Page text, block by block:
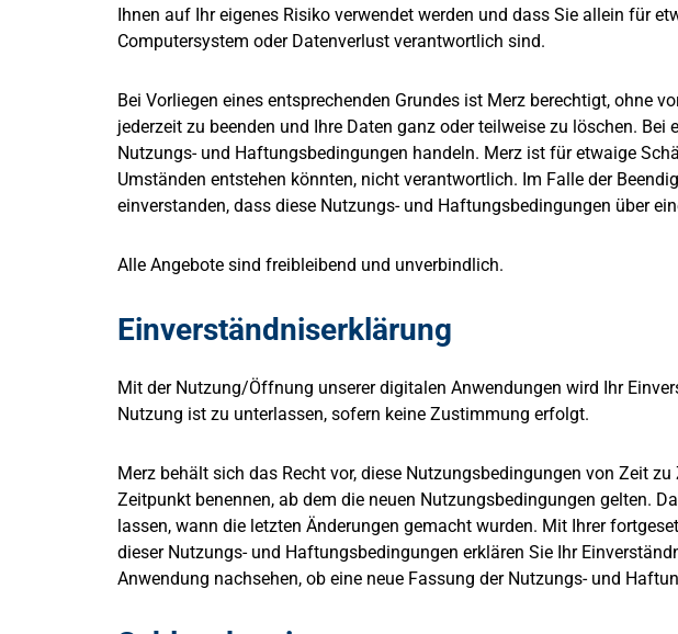
Ihnen auf Ihr eigenes Risiko verwendet werden und dass Sie allein für
Computersystem oder Datenverlust verantwortlich sind.
Bei Vorliegen eines entsprechenden Grundes ist Merz berechtigt, ohne
jederzeit zu beenden und Ihre Daten ganz oder teilweise zu löschen.
Nutzungs- und Haftungsbedingungen handeln. Merz ist für etwaige
Umständen entstehen könnten, nicht verantwortlich. Im Falle der
einverstanden, dass diese Nutzungs- und Haftungsbedingungen über
Alle Angebote sind freibleibend und unverbindlich.
Einverständniserklärung
Mit der Nutzung/Öffnung unserer digitalen Anwendungen wird Ihr
Nutzung ist zu unterlassen, sofern keine Zustimmung erfolgt.
Merz behält sich das Recht vor, diese Nutzungsbedingungen von Zeit
Zeitpunkt benennen, ab dem die neuen Nutzungsbedingungen gelten.
lassen, wann die letzten Änderungen gemacht wurden. Mit Ihrer
dieser Nutzungs- und Haftungsbedingungen erklären Sie Ihr
Anwendung nachsehen, ob eine neue Fassung der Nutzungs- und